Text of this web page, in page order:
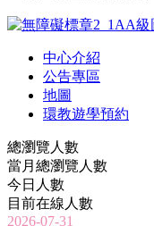
中心介紹
公告專區
地圖
環教遊學預約
總瀏覽人數
當月總瀏覽人數
今日人數
目前在線人數
2026-07-31